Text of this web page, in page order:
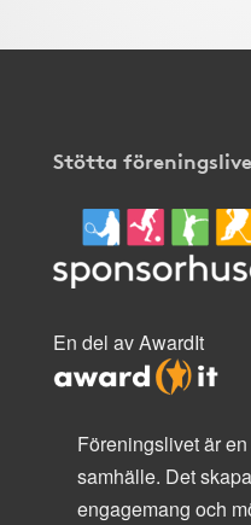
Stötta
En del av AwardIt
Föreningslivet är
samhälle. Det
engagemang och